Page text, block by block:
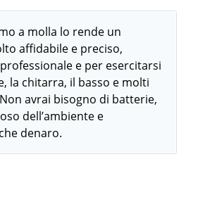
a molla lo rende un
affidabile e preciso,
e per esercitarsi
la chitarra, il basso e molti
avrai bisogno di batterie,
dell’ambiente e
denaro.